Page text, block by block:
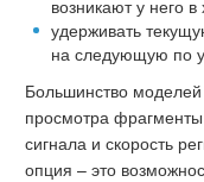
возникают у него
удерживать
на следующую по
Большинство
просмотра
сигнала и скорость
опция – это